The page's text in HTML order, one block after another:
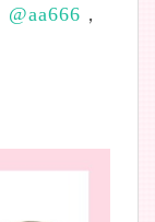
@aa666 ，